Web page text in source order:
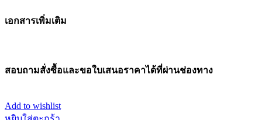
เอกสารเพิ่มเติม
สอบถามสั่งซื้อและขอใบเสนอราคาได้ที่ผ่านช่องทาง
Add to wishlist